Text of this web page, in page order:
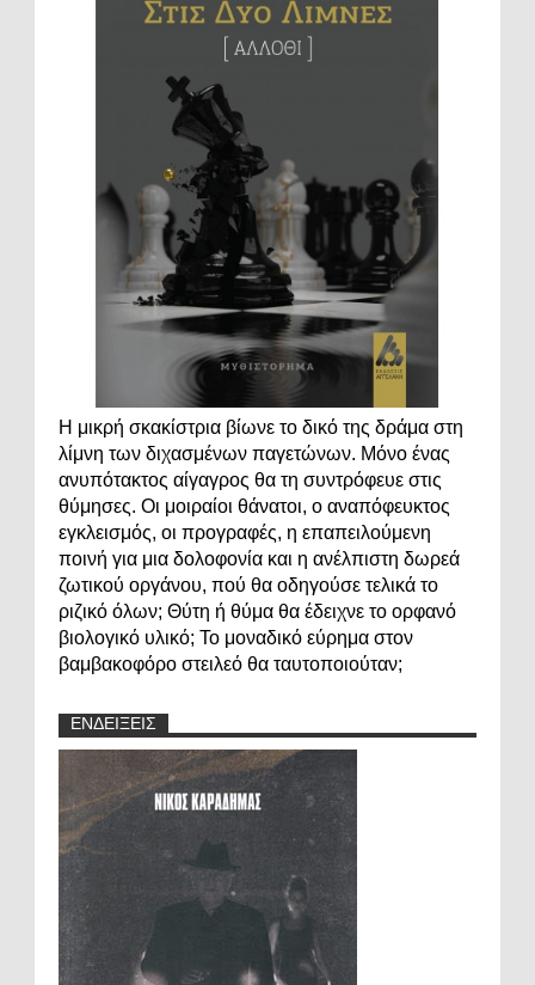
Η μικρή σκακίστρια βίωνε το δικό της δράμα στη
λίμνη των διχασμένων παγετώνων. Μόνο ένας
ανυπότακτος αίγαγρος θα τη συντρόφευε στις
θύμησες. Οι μοιραίοι θάνατοι, ο αναπόφευκτος
εγκλεισμός, οι προγραφές, η επαπειλούμενη
ποινή για μια δολοφονία και η ανέλπιστη δωρεά
ζωτικού οργάνου, πού θα οδηγούσε τελικά το
ριζικό όλων; Θύτη ή θύμα θα έδειχνε το ορφανό
βιολογικό υλικό; Το μοναδικό εύρημα στον
βαμβακοφόρο στειλεό θα ταυτοποιούταν;
ΕΝΔΕΙΞΕΙΣ